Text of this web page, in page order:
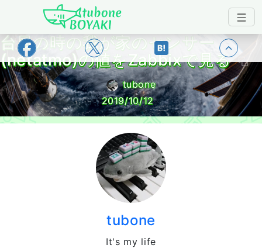
Japanese IT Developer's Blog tubone
台風の時の我が家のセンサー
(netatmo)の値をZabbixで見る
tubone
2019/10/12
tubone
It's my life
トップ